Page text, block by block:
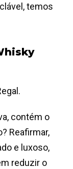
temos
contém o
Reafirmar,
e luxoso,
reduzir o